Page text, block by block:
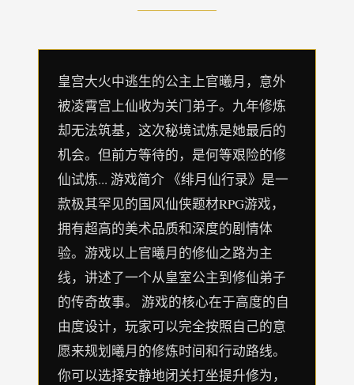
皇宫大火中逃生的公主上官曦月，意外
被凌霄宫上仙收为关门弟子。九年修炼
却无法筑基，这次秘境试炼是她最后的
机会。但前方等待的，是何等艰险的修
仙试炼... 游戏简介 《绯月仙行录》是一
款极其罕见的国风仙侠题材RPG游戏，
拥有超高的美术品质和深度的剧情体
验。游戏以上官曦月的修仙之路为主
线，讲述了一个从皇室公主到修仙弟子
的传奇故事。 游戏的核心在于高度的自
由度设计，玩家可以完全按照自己的意
愿来规划曦月的修炼时间和行动路线。
你可以选择安静地闭关打坐提升修为，